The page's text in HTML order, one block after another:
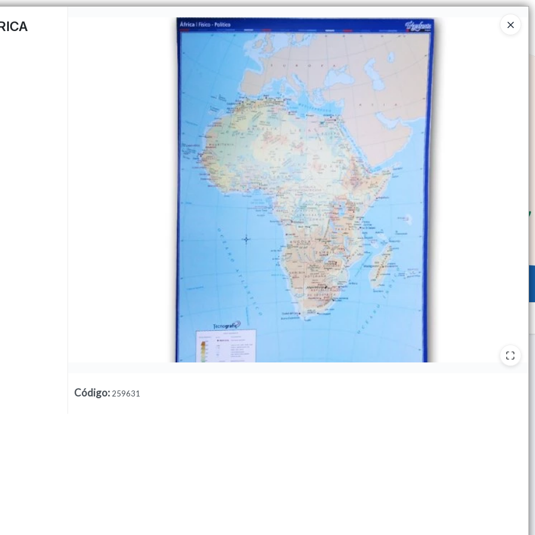
Código: 259631
Ingresar a la Tienda
CÓMO COMPRAR QUIÉNES SOMOS TIENDA MINORISTA CONTACTO